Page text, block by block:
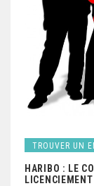
TROUVER UN
HARIBO : LE